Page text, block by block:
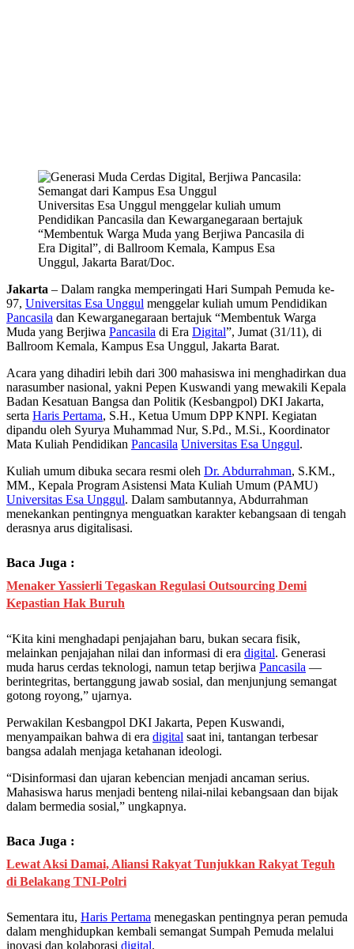
Universitas Esa Unggul menggelar kuliah umum
Pendidikan Pancasila dan Kewarganegaraan bertajuk
“Membentuk Warga Muda yang Berjiwa Pancasila di
Era Digital”, di Ballroom Kemala, Kampus Esa
Unggul, Jakarta Barat/Doc.
Jakarta – Dalam rangka memperingati Hari Sumpah Pemuda ke-
97, Universitas Esa Unggul menggelar kuliah umum Pendidikan
Pancasila dan Kewarganegaraan bertajuk “Membentuk Warga
Muda yang Berjiwa Pancasila di Era Digital”, Jumat (31/11), di
Ballroom Kemala, Kampus Esa Unggul, Jakarta Barat.
Acara yang dihadiri lebih dari 300 mahasiswa ini menghadirkan dua
narasumber nasional, yakni Pepen Kuswandi yang mewakili Kepala
Badan Kesatuan Bangsa dan Politik (Kesbangpol) DKI Jakarta,
serta Haris Pertama, S.H., Ketua Umum DPP KNPI. Kegiatan
dipandu oleh Syurya Muhammad Nur, S.Pd., M.Si., Koordinator
Mata Kuliah Pendidikan Pancasila Universitas Esa Unggul.
Kuliah umum dibuka secara resmi oleh Dr. Abdurrahman, S.KM.,
MM., Kepala Program Asistensi Mata Kuliah Umum (PAMU)
Universitas Esa Unggul. Dalam sambutannya, Abdurrahman
menekankan pentingnya menguatkan karakter kebangsaan di tengah
derasnya arus digitalisasi.
Baca Juga :
Menaker Yassierli Tegaskan Regulasi Outsourcing Demi
Kepastian Hak Buruh
“Kita kini menghadapi penjajahan baru, bukan secara fisik,
melainkan penjajahan nilai dan informasi di era digital. Generasi
muda harus cerdas teknologi, namun tetap berjiwa Pancasila —
berintegritas, bertanggung jawab sosial, dan menjunjung semangat
gotong royong,” ujarnya.
Perwakilan Kesbangpol DKI Jakarta, Pepen Kuswandi,
menyampaikan bahwa di era digital saat ini, tantangan terbesar
bangsa adalah menjaga ketahanan ideologi.
“Disinformasi dan ujaran kebencian menjadi ancaman serius.
Mahasiswa harus menjadi benteng nilai-nilai kebangsaan dan bijak
dalam bermedia sosial,” ungkapnya.
Baca Juga :
Lewat Aksi Damai, Aliansi Rakyat Tunjukkan Rakyat Teguh
di Belakang TNI-Polri
Sementara itu, Haris Pertama menegaskan pentingnya peran pemuda
dalam menghidupkan kembali semangat Sumpah Pemuda melalui
inovasi dan kolaborasi digital.